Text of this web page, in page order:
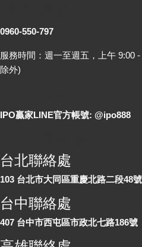
0960-550-797
服務時間：週一至週五，上午 9:00
除外)
IPO贏家LINE官方帳號: @ipo888
台北聯絡處
103 台北市大同區重慶北路二段48號
台中聯絡處
407 台中市西屯區市政北七路186號